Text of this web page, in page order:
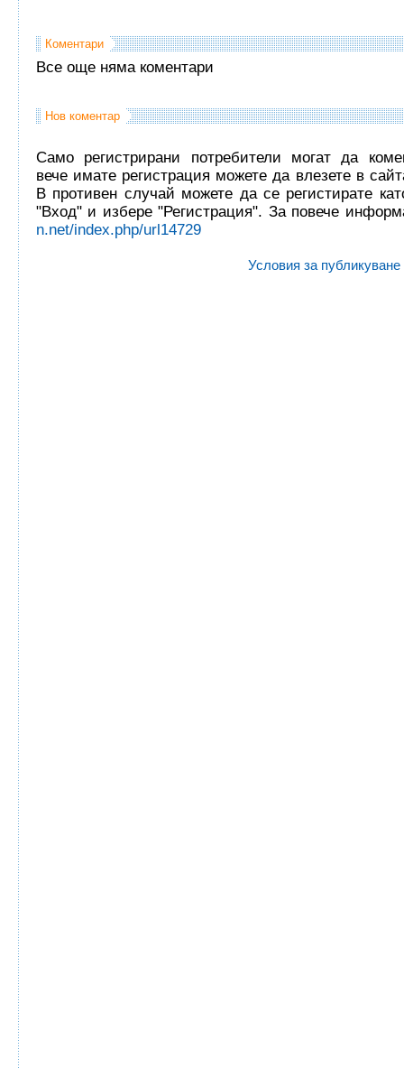
Коментари
Все още няма коментари
Нов коментар
Само регистрирани потребители могат да
вече имате регистрация можете да влезете в
В противен случай можете да се регистирате
"Вход" и избере "Регистрация". За повече
n.net/index.php/url14729
Условия за